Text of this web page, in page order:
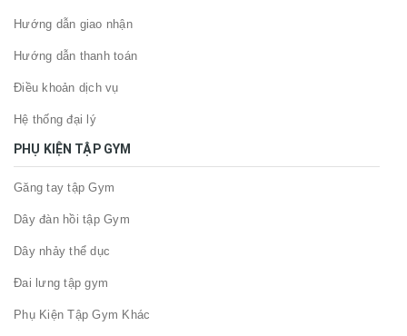
Hướng dẫn giao nhận
Hướng dẫn thanh toán
Điều khoản dịch vụ
Hệ thống đại lý
PHỤ KIỆN TẬP GYM
Găng tay tập Gym
Dây đàn hồi tập Gym
Dây nhảy thể dục
Đai lưng tập gym
Phụ Kiện Tập Gym Khác